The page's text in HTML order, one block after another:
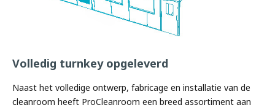
Volledig turnkey opgeleverd
Naast het volledige ontwerp, fabricage en installatie van de
cleanroom heeft ProCleanroom een ​​breed assortiment aan